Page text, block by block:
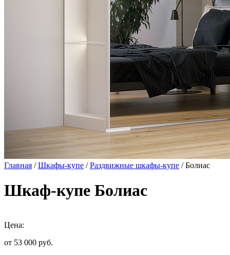
Главная /Шкафы-купе /Раздвижные шкафы-купе / Болиас
Шкаф-купе Болиас
Цена:
от 53 000 руб.